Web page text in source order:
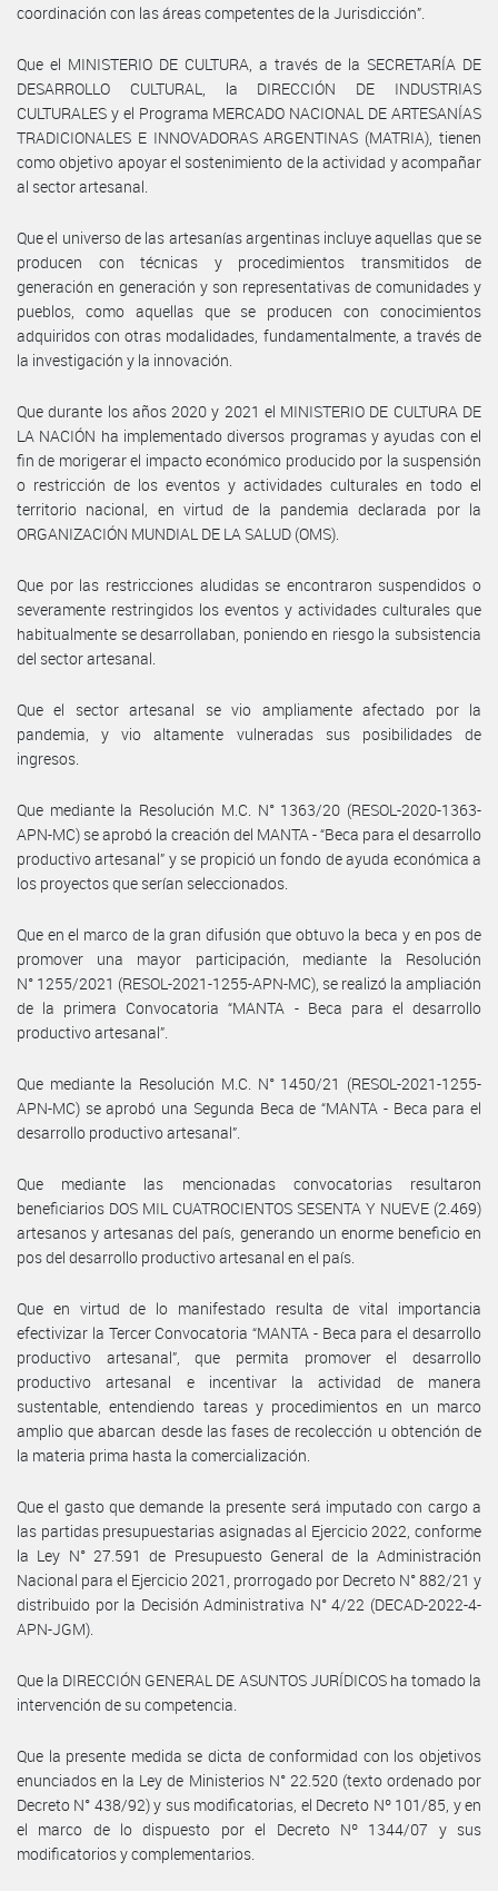
coordinación con las áreas competentes de la Jurisdicción”.
Que el MINISTERIO DE CULTURA, a través de la SECRETARÍA DE
DESARROLLO CULTURAL, la DIRECCIÓN DE INDUSTRIAS
CULTURALES y el Programa MERCADO NACIONAL DE ARTESANÍAS
TRADICIONALES E INNOVADORAS ARGENTINAS (MATRIA), tienen
como objetivo apoyar el sostenimiento de la actividad y acompañar
al sector artesanal.
Que el universo de las artesanías argentinas incluye aquellas que se
producen con técnicas y procedimientos transmitidos de
generación en generación y son representativas de comunidades y
pueblos, como aquellas que se producen con conocimientos
adquiridos con otras modalidades, fundamentalmente, a través de
la investigación y la innovación.
Que durante los años 2020 y 2021 el MINISTERIO DE CULTURA DE
LA NACIÓN ha implementado diversos programas y ayudas con el
fin de morigerar el impacto económico producido por la suspensión
o restricción de los eventos y actividades culturales en todo el
territorio nacional, en virtud de la pandemia declarada por la
ORGANIZACIÓN MUNDIAL DE LA SALUD (OMS).
Que por las restricciones aludidas se encontraron suspendidos o
severamente restringidos los eventos y actividades culturales que
habitualmente se desarrollaban, poniendo en riesgo la subsistencia
del sector artesanal.
Que el sector artesanal se vio ampliamente afectado por la
pandemia, y vio altamente vulneradas sus posibilidades de
ingresos.
Que mediante la Resolución M.C. N° 1363/20 (RESOL-2020-1363-
APN-MC) se aprobó la creación del MANTA - “Beca para el desarrollo
productivo artesanal” y se propició un fondo de ayuda económica a
los proyectos que serían seleccionados.
Que en el marco de la gran difusión que obtuvo la beca y en pos de
promover una mayor participación, mediante la Resolución
N° 1255/2021 (RESOL-2021-1255-APN-MC), se realizó la ampliación
de la primera Convocatoria “MANTA - Beca para el desarrollo
productivo artesanal”.
Que mediante la Resolución M.C. N° 1450/21 (RESOL-2021-1255-
APN-MC) se aprobó una Segunda Beca de “MANTA - Beca para el
desarrollo productivo artesanal”.
Que mediante las mencionadas convocatorias resultaron
beneficiarios DOS MIL CUATROCIENTOS SESENTA Y NUEVE (2.469)
artesanos y artesanas del país, generando un enorme beneficio en
pos del desarrollo productivo artesanal en el país.
Que en virtud de lo manifestado resulta de vital importancia
efectivizar la Tercer Convocatoria “MANTA - Beca para el desarrollo
productivo artesanal”, que permita promover el desarrollo
productivo artesanal e incentivar la actividad de manera
sustentable, entendiendo tareas y procedimientos en un marco
amplio que abarcan desde las fases de recolección u obtención de
la materia prima hasta la comercialización.
Que el gasto que demande la presente será imputado con cargo a
las partidas presupuestarias asignadas al Ejercicio 2022, conforme
la Ley N° 27.591 de Presupuesto General de la Administración
Nacional para el Ejercicio 2021, prorrogado por Decreto N° 882/21 y
distribuido por la Decisión Administrativa N° 4/22 (DECAD-2022-4-
APN-JGM).
Que la DIRECCIÓN GENERAL DE ASUNTOS JURÍDICOS ha tomado la
intervención de su competencia.
Que la presente medida se dicta de conformidad con los objetivos
enunciados en la Ley de Ministerios N° 22.520 (texto ordenado por
Decreto N° 438/92) y sus modificatorias, el Decreto Nº 101/85, y en
el marco de lo dispuesto por el Decreto Nº 1344/07 y sus
modificatorios y complementarios.